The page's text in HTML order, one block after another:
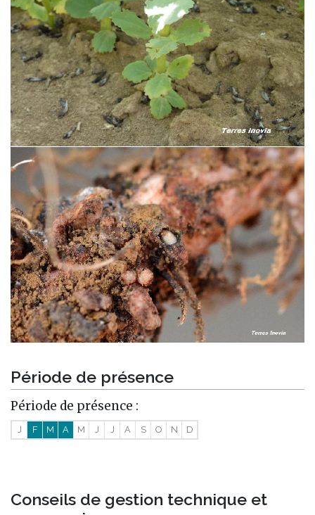
Période de présence
Période de présence :
J F M A M J J A S O N D
Conseils de gestion technique et